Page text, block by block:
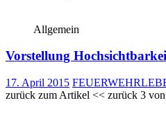
Allgemein
Vorstellung
17. April 2015
zurück zum Artikel << zurück 3